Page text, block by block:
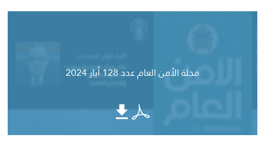
مجلة الأمن العام عدد 128 أيار 2024